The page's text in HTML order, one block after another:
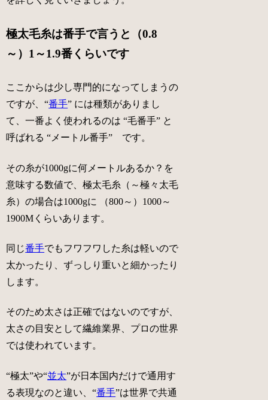
極太毛糸は番手で言うと（0.8
～）1～1.9番くらいです
ここからは少し専門的になってしまうの
ですが、“番手” には種類がありまし
て、一番よく使われるのは “毛番手” と
呼ばれる “ メートル番手” です。
その糸が1000gに何メートルあるか？を
意味する数値で、極太毛糸（ ～極々太毛
糸）の場合は1000gに （800～）1000～
1900Mくらいあります。
同じ番手でもフワフワした糸は軽いので
太かったり、ずっしり重いと細かったり
します。
そのため太さは正確ではないのですが、
太さの目安として繊維業界、プロの世界
では使われています。
“極太”や“並太”が日本国内だけで通用す
る表現なのと違い、“番手”は世界で共通